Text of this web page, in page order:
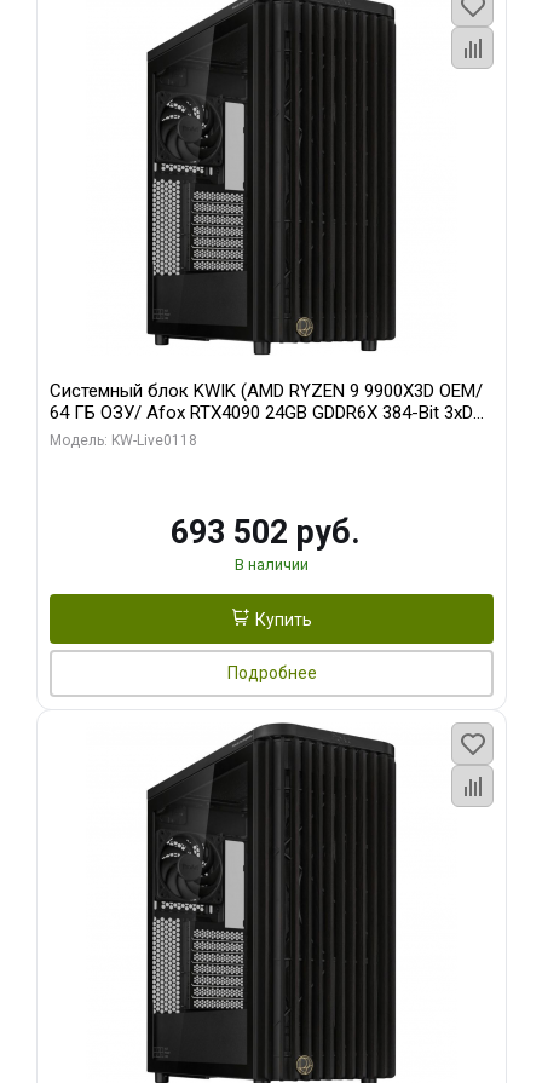
Системный блок KWIK (AMD RYZEN 9 9900X3D OEM/
64 ГБ ОЗУ/ Afox RTX4090 24GB GDDR6X 384-Bit 3xDP
HDMI ATX Turbo/ 960 ГБ SSD)
Модель: KW-Live0118
693 502 руб.
В наличии
Купить
Подробнее